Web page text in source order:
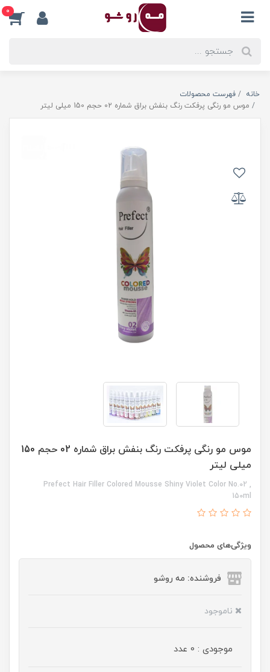
0
خانه
فهرست محصولات
موس مو رنگی پرفکت رنگ بنفش براق شماره 02 حجم 150 میلی لیتر
موس مو رنگی پرفکت رنگ بنفش براق شماره 02 حجم 150
میلی لیتر
Prefect Hair Filler Colored Mousse Shiny Violet Color No.02 ,
150ml
ویژگی‌های محصول
فروشنده: مه رو‌شو
ناموجود
موجودی : 0 عدد